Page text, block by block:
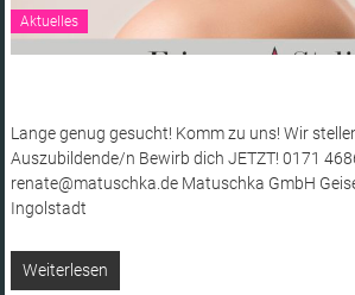
Aktuelles
Lange genug gesucht! Komm zu uns! Wir
Auszubildende/n Bewirb dich JETZT! 0171
renate@matuschka.de Matuschka GmbH
Ingolstadt
Weiterlesen